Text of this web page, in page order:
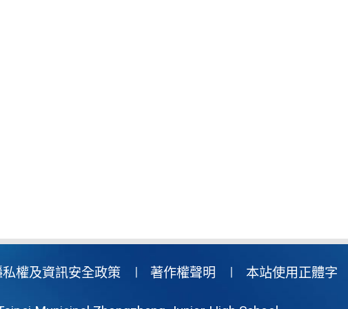
私權及資訊安全政策 著作權聲明 本站使用正體字